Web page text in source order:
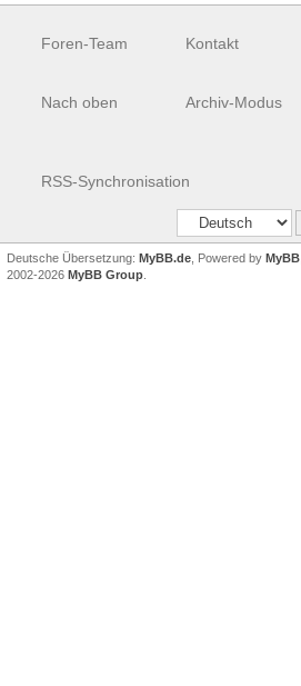
Foren-Team Kontakt
Nach oben Archiv-Modus
RSS-Synchronisation
Deutsche Übersetzung: MyBB.de , Powered by MyBB
2002-2026 MyBB Group